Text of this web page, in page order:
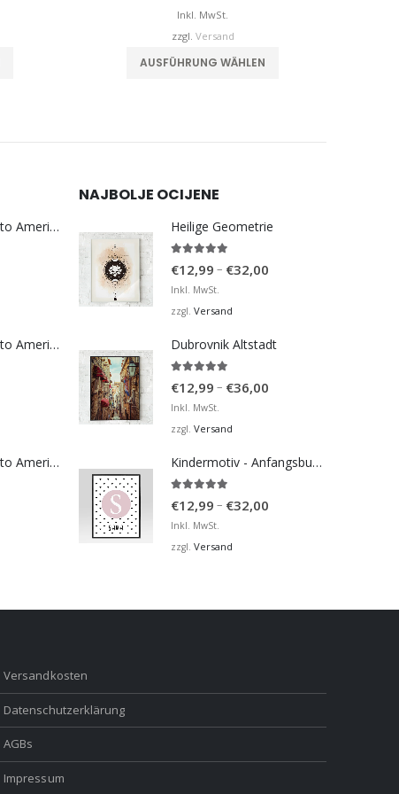
Inkl. MwSt.
zzgl. Versand
AUSFÜHRUNG WÄHLEN
Bosna Take Me to America Navijačka Majica 3
Bosna Take Me to America Navijačka Majica 4
Bosna Take Me to America Navijačka Majica 2
NAJBOLJE OCIJENE
Heilige Geometrie
€12,99 – €32,00
Inkl. MwSt.
zzgl. Versand
Dubrovnik Altstadt
€12,99 – €36,00
Inkl. MwSt.
zzgl. Versand
Kindermotiv - Anfangsbuchstabe und Name
€12,99 – €32,00
Inkl. MwSt.
zzgl. Versand
Versandkosten
Datenschutzerklärung
AGBs
Impressum